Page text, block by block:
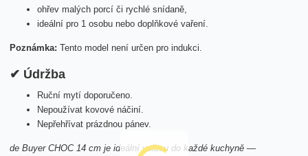
ohřev malých porcí či rychlé snídaně,
ideální pro 1 osobu nebo doplňkové vaření.
Poznámka: Tento model není určen pro indukci.
✔ Údržba
Ruční mytí doporučeno.
Nepoužívat kovové náčiní.
Nepřehřívat prázdnou pánev.
de Buyer CHOC 14 cm je ideální volbou do každé kuchyně —